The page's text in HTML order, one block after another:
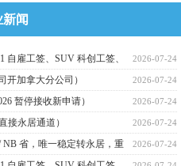
闻
2026-07-24
自雇工签、SUV 科创工签、
2026-07-24
开加拿大分公司）
2026-07-24
暂停接收新申请）
2026-07-24
接永居通道）
2026-07-24
NB 省，唯一稳定转永居，重